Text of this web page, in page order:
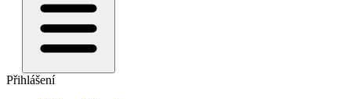
Přihlášení